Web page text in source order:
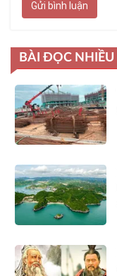
Gửi bình luận
BÀI ĐỌC NHIỀU